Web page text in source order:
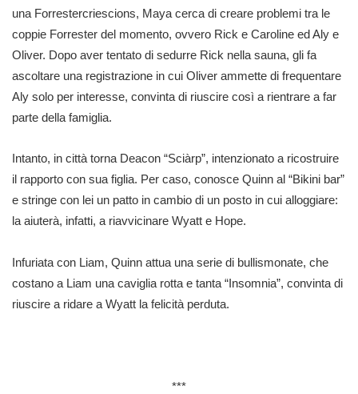
una Forrestercriescions, Maya cerca di creare problemi tra le
coppie Forrester del momento, ovvero Rick e Caroline ed Aly e
Oliver. Dopo aver tentato di sedurre Rick nella sauna, gli fa
ascoltare una registrazione in cui Oliver ammette di frequentare
Aly solo per interesse, convinta di riuscire così a rientrare a far
parte della famiglia.
Intanto, in città torna Deacon “Sciàrp”, intenzionato a ricostruire
il rapporto con sua figlia. Per caso, conosce Quinn al “Bikini bar”
e stringe con lei un patto in cambio di un posto in cui alloggiare:
la aiuterà, infatti, a riavvicinare Wyatt e Hope.
Infuriata con Liam, Quinn attua una serie di bullismonate, che
costano a Liam una caviglia rotta e tanta “Insomnia”, convinta di
riuscire a ridare a Wyatt la felicità perduta.
***